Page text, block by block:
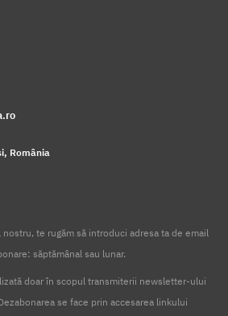
România
te rugăm să introduci adresa ta de email
săptămânal sau lunar.
doar în scopul transmiterii newsletter-ului
se face prin accesarea linkului